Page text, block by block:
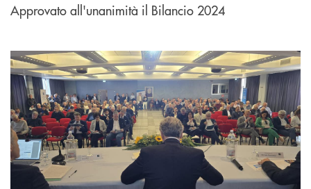
Approvato all'unanimità il Bilancio 2024